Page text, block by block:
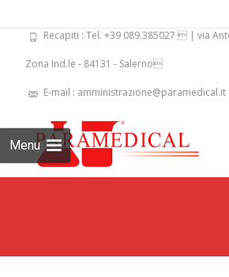
Recapiti : Tel. +39 089.385027  | via
Zona Ind.le - 84131 - Salerno
E-mail : amministrazione@paramedical.it
Menu